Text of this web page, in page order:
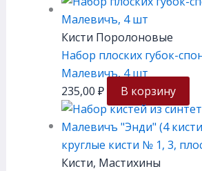
Кисти Поролоновые
Набор плоских губок-
Малевичъ, 4 шт
235,00 ₽ В корзину
Кисти, Мастихины